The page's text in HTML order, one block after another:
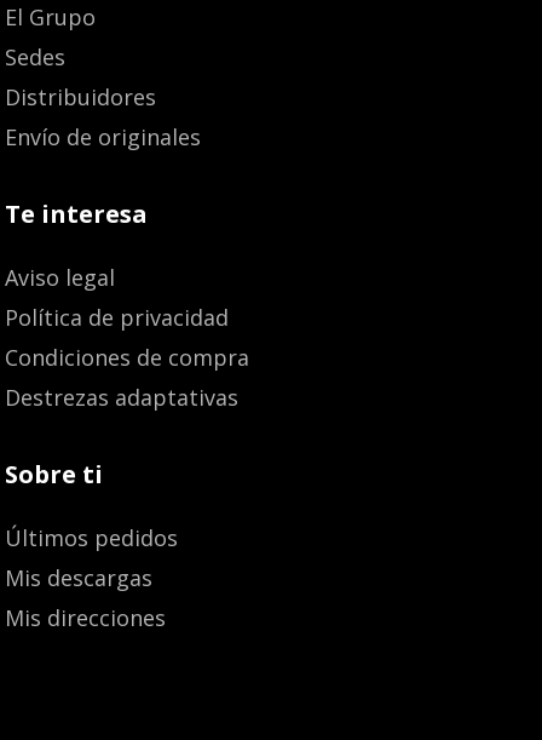
El Grupo
Sedes
Distribuidores
Envío de originales
Te interesa
Aviso legal
Política de privacidad
Condiciones de compra
Destrezas adaptativas
Sobre ti
Últimos pedidos
Mis descargas
Mis direcciones